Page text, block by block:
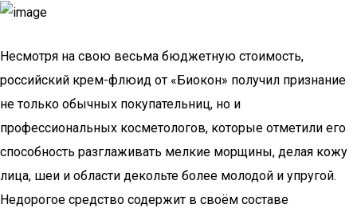
Несмотря на свою весьма бюджетную стоимость,
российский крем-флюид от «Биокон» получил признание
не только обычных покупательниц, но и
профессиональных косметологов, которые отметили его
способность разглаживать мелкие морщины, делая кожу
лица, шеи и области декольте более молодой и упругой.
Недорогое средство содержит в своём составе